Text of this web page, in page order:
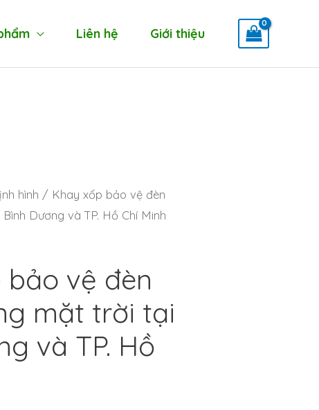
Liên hệ Giới thiệu
hình / Khay xốp bảo vệ đèn
Dương và TP. Hồ Chí Minh
bảo vệ đèn
mặt trời tại
và TP. Hồ